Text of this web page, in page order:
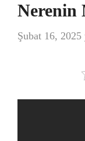
Nerenin
Şubat 16, 2025